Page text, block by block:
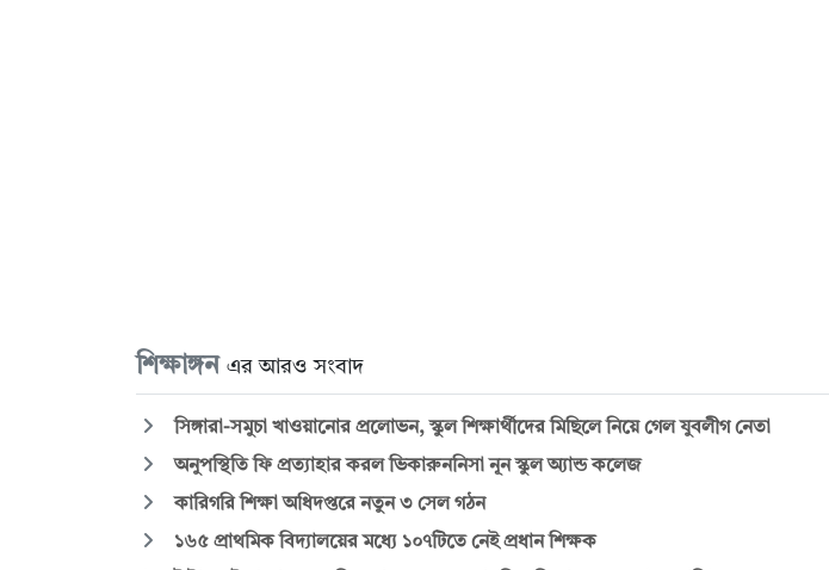
শিক্ষাঙ্গন এর আরও সংবাদ
সিঙ্গারা-সমুচা খাওয়ানোর প্রলোভন, স্কুল শিক্ষার্থীদের মিছিলে নিয়ে গেল যুবলীগ নেতা
অনুপস্থিতি ফি প্রত্যাহার করল ভিকারুননিসা নূন স্কুল অ্যান্ড কলেজ
কারিগরি শিক্ষা অধিদপ্তরে নতুন ৩ সেল গঠন
১৬৫ প্রাথমিক বিদ্যালয়ের মধ্যে ১০৭টিতে নেই প্রধান শিক্ষক